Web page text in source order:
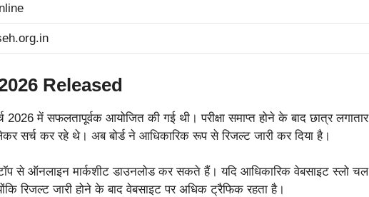
Released
मार्च 2026 में सफलतापूर्वक आयोजित की गई थी। परीक्षा समाप्त होने के बाद छात्र लगातार
सर्च कर रहे थे। अब बोर्ड ने आधिकारिक रूप से रिजल्ट जारी कर दिया है।
से ऑनलाइन मार्कशीट डाउनलोड कर सकते हैं। यदि आधिकारिक वेबसाइट स्लो चल
रिजल्ट जारी होने के बाद वेबसाइट पर अधिक ट्रैफिक रहता है।